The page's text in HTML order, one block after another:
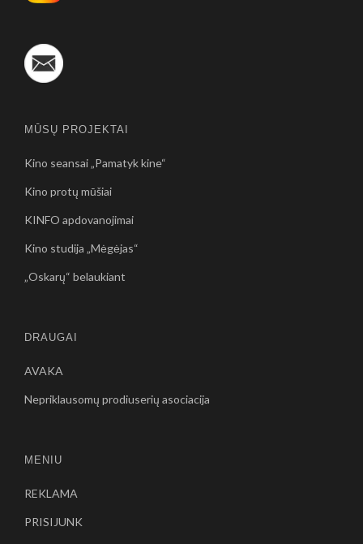
MŪSŲ PROJEKTAI
Kino seansai „Pamatyk kine“
Kino protų mūšiai
KINFO apdovanojimai
Kino studija „Mėgėjas“
„Oskarų“ belaukiant
DRAUGAI
AVAKA
Nepriklausomų prodiuserių asociacija
MENIU
REKLAMA
PRISIJUNK